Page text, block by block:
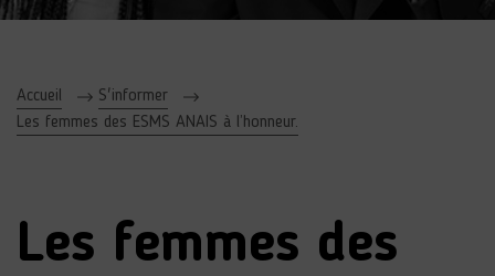
Accueil
S'informer
Les femmes des ESMS ANAIS à l’honneur.
Les femmes des